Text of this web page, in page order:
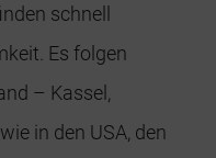
schnell
Es folgen
– Kassel,
in den USA, den